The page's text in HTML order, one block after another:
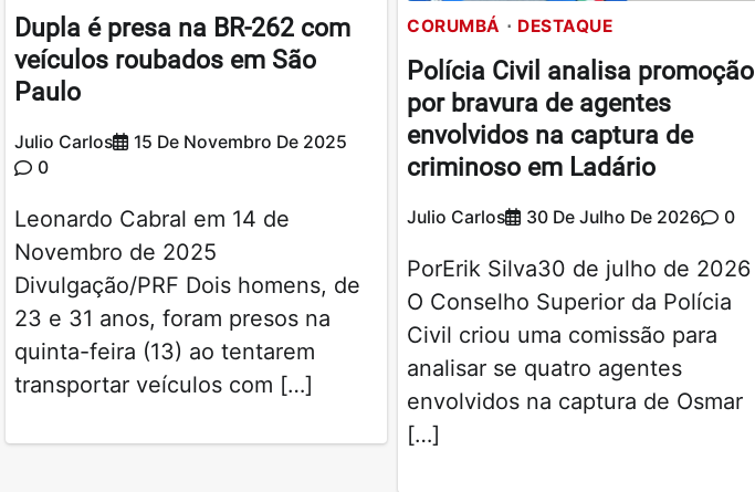
Dupla é presa na BR-262 com
veículos roubados em São
Paulo
Julio Carlos
15 De Novembro De 2025
0
Leonardo Cabral em 14 de
Novembro de 2025
Divulgação/PRF Dois homens, de
23 e 31 anos, foram presos na
quinta-feira (13) ao tentarem
transportar veículos com […]
CORUMBÁ DESTAQUE
Polícia Civil analisa promoção
por bravura de agentes
envolvidos na captura de
criminoso em Ladário
Julio Carlos 30 De Julho De 2026 0
PorErik Silva30 de julho de 2026
O Conselho Superior da Polícia
Civil criou uma comissão para
analisar se quatro agentes
envolvidos na captura de Osmar
[…]